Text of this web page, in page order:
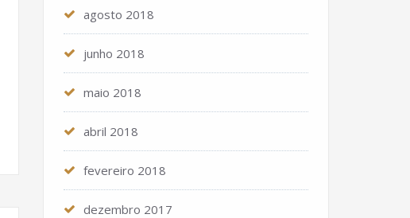
agosto 2018
junho 2018
maio 2018
abril 2018
fevereiro 2018
dezembro 2017